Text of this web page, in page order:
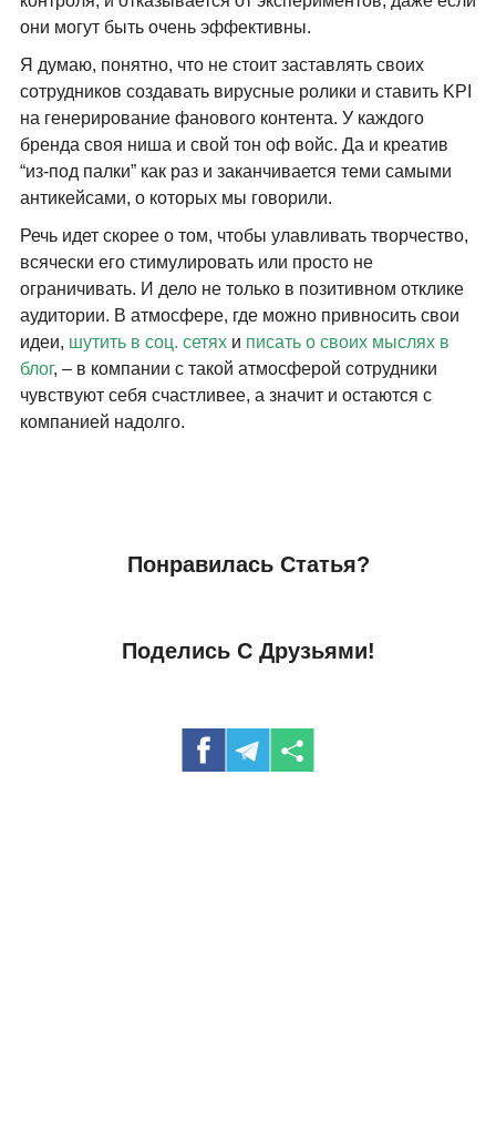
они могут быть очень эффективны.
Я думаю, понятно, что не стоит заставлять своих
сотрудников создавать вирусные ролики и ставить KPI
на генерирование фанового контента. У каждого
бренда своя ниша и свой тон оф войс. Да и креатив
“из-под палки” как раз и заканчивается теми самыми
антикейсами, о которых мы говорили.
Речь идет скорее о том, чтобы улавливать творчество,
всячески его стимулировать или просто не
ограничивать. И дело не только в позитивном отклике
аудитории. В атмосфере, где можно привносить свои
идеи, шутить в соц. сетяхи писать о своих мыслях в
блог, – в компании с такой атмосферой сотрудники
чувствуют себя счастливее, а значит и остаются с
компанией надолго.
Понравилась Статья?
Поделись С Друзьями!